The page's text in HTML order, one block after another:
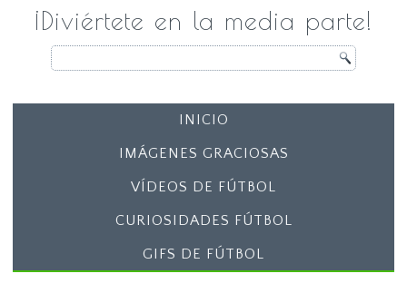
¡Diviértete en la media parte!
INICIO
IMÁGENES GRACIOSAS
VÍDEOS DE FÚTBOL
CURIOSIDADES FÚTBOL
GIFS DE FÚTBOL